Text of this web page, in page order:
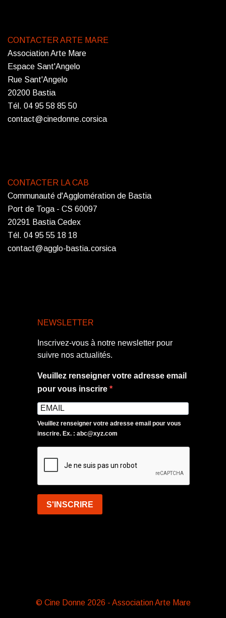
CONTACTER ARTE MARE
Association Arte Mare
Espace Sant'Angelo
Rue Sant'Angelo
20200 Bastia
Tél. 04 95 58 85 50
contact@cinedonne.corsica
CONTACTER LA CAB
Communauté d'Agglomération de Bastia
Port de Toga - CS 60097
20291 Bastia Cedex
Tél. 04 95 55 18 18
contact@agglo-bastia.corsica
NEWSLETTER
Inscrivez-vous à notre newsletter pour
suivre nos actualités.
Veuillez renseigner votre adresse email
pour vous inscrire
Veuillez renseigner votre adresse email pour vous
inscrire. Ex. : abc@xyz.com
S'INSCRIRE
© Cine Donne 2026 - Association Arte Mare